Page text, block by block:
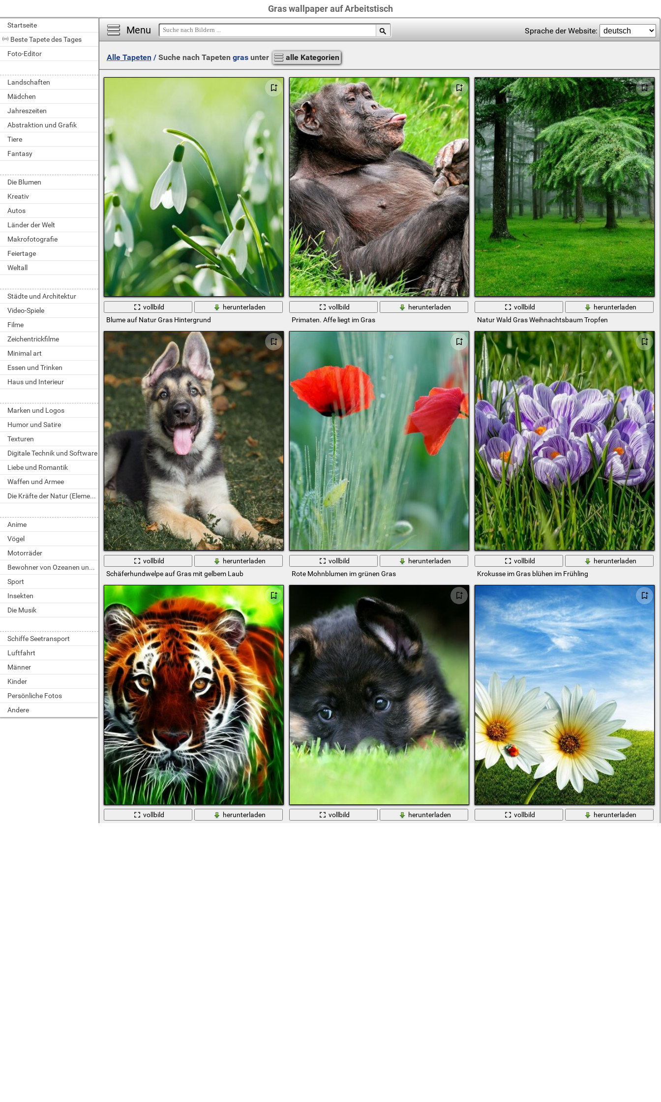
Gras wallpaper auf Arbeitstisch
Startseite
Beste Tapete des Tages
Foto-Editor
Landschaften
Mädchen
Jahreszeiten
Abstraktion und Grafik
Tiere
Fantasy
Die Blumen
Kreativ
Autos
Länder der Welt
Makrofotografie
Feiertage
Weltall
Städte und Architektur
Video-Spiele
Filme
Zeichentrickfilme
Minimal art
Essen und Trinken
Haus und Interieur
Marken und Logos
Humor und Satire
Texturen
Digitale Technik und Software
Liebe und Romantik
Waffen und Armee
Die Kräfte der Natur (Elemente)
Anime
Vögel
Motorräder
Bewohner von Ozeanen und Flüssen
Sport
Insekten
Die Musik
Schiffe Seetransport
Luftfahrt
Männer
Kinder
Persönliche Fotos
Andere
Menu Sprache der Website:
Alle Tapeten/ Suche nach Tapeten grasunter alle Kategorien
vollbild
herunterladen
Blume auf Natur Gras Hintergrund
vollbild
herunterladen
Primaten. Affe liegt im Gras
vollbild
herunterladen
Natur Wald Gras Weihnachtsbaum Tropfen
vollbild
herunterladen
Schäferhundwelpe auf Gras mit gelbem Laub
vollbild
herunterladen
Rote Mohnblumen im grünen Gras
vollbild
herunterladen
Krokusse im Gras blühen im Frühling
vollbild
herunterladen
vollbild
herunterladen
vollbild
herunterladen